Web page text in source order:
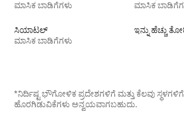
ಮಾಸಿಕ ಬಾಡಿಗೆಗಳು
ಮಾಸಿಕ
ಸಿಯಾಟಲ್
ಮಾಸಿಕ ಬಾಡಿಗೆಗಳು
ಇನ್ನು ಹೆಚ್ಚು
*ನಿರ್ದಿಷ್ಟ ಭೌಗೋಳಿಕ ಪ್ರದೇಶಗಳಿಗೆ ಮತ್ತು ಕೆಲವು
ಹೊರಗಿಡುವಿಕೆಗಳು ಅನ್ವಯವಾಗಬಹುದು.